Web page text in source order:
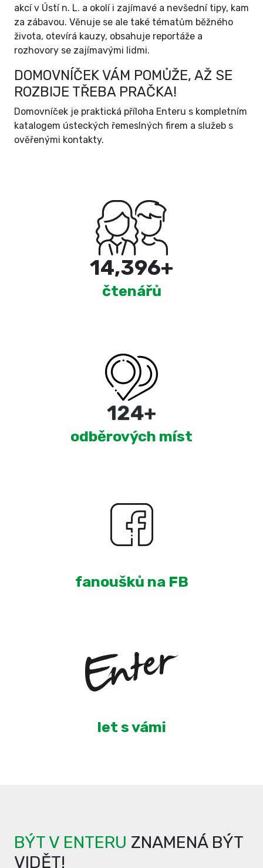
akcí v Ústí n. L. a okolí i zajímavé a nevšední tipy, kam
za zábavou. Věnuje se ale také tématům běžného
života, otevírá kauzy, obsahuje reportáže a
rozhovory se zajímavými lidmi.
DOMOVNÍČEK VÁM POMŮŽE, AŽ SE
ROZBIJE TŘEBA PRAČKA!
Domovníček je praktická příloha Enteru s kompletním
katalogem ústeckých řemeslných firem a služeb s
ověřenými kontakty.
15,000+
čtenářů
215+
odběrových míst
fanoušků na FB
let s vámi
BÝT V ENTERU ZNAMENÁ BÝT
VIDĚT!